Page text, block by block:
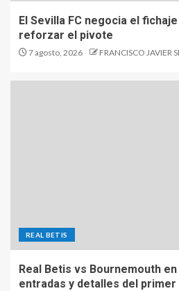
El Sevilla FC negocia el
reforzar el pivote
7 agosto, 2026 FRANCISCO JAVIER
REAL BETIS
Real Betis vs Bournemouth
entradas y detalles del